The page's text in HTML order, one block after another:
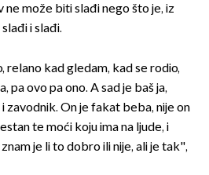
može biti slađi nego što je, iz
i slađi.
relano kad gledam, kad se rodio,
pa ovo pa ono. A sad je baš ja,
zavodnik. On je fakat beba, nije on
te moći koju ima na ljude, i
je li to dobro ili nije, ali je tak",